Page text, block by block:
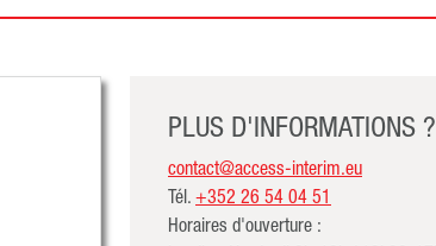
PLUS D'INFORMATIONS ?
contact@access-interim.eu
Tél. +352 26 54 04 51
Horaires d'ouverture :